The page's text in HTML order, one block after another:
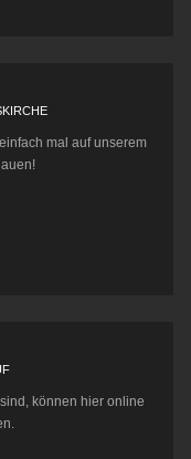
mal auf unserem
können hier online